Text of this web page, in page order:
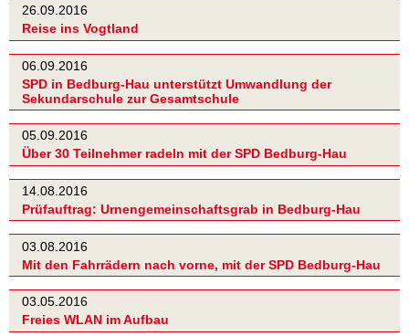
26.09.2016
Reise ins Vogtland
06.09.2016
SPD in Bedburg-Hau unterstützt Umwandlung der
Sekundarschule zur Gesamtschule
05.09.2016
Über 30 Teilnehmer radeln mit der SPD Bedburg-Hau
14.08.2016
Prüfauftrag: Urnengemeinschaftsgrab in Bedburg-Hau
03.08.2016
Mit den Fahrrädern nach vorne, mit der SPD Bedburg-Hau
03.05.2016
Freies WLAN im Aufbau